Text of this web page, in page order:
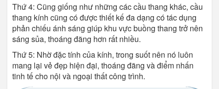
Thứ 4: Cũng giống như những các cầu thang khác, cầu
thang kính cũng có được thiết kế đa dạng có tác dụng
phản chiếu ánh sáng giúp khu vực buồng thang trở nên
sáng sủa, thoáng đãng hơn rất nhiều.
Thứ 5: Nhờ đặc tính của kính, trong suốt nên nó luôn
mang lại vẻ đẹp hiện đại, thoáng đãng và điểm nhấn
tinh tế cho nội và ngoại thất công trình.